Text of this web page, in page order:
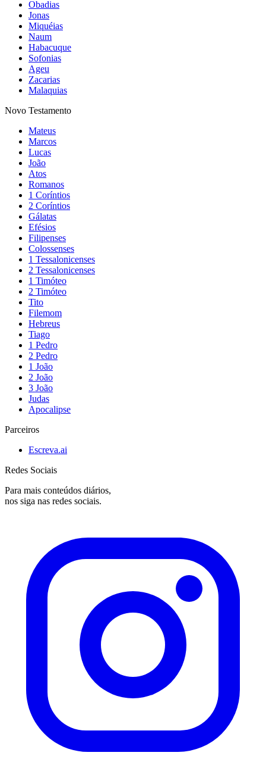
Obadias
Jonas
Miquéias
Naum
Habacuque
Sofonias
Ageu
Zacarias
Malaquias
Novo Testamento
Mateus
Marcos
Lucas
João
Atos
Romanos
1 Coríntios
2 Coríntios
Gálatas
Efésios
Filipenses
Colossenses
1 Tessalonicenses
2 Tessalonicenses
1 Timóteo
2 Timóteo
Tito
Filemom
Hebreus
Tiago
1 Pedro
2 Pedro
1 João
2 João
3 João
Judas
Apocalipse
Parceiros
Escreva.ai
Redes Sociais
Para mais conteúdos diários,
nos siga nas redes sociais.